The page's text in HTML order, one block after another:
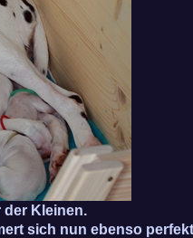
der Kleinen.
sich nun ebenso perfekt